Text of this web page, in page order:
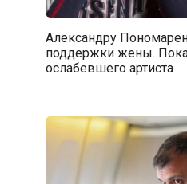
Александру
поддержки жены.
ослабевшего артиста